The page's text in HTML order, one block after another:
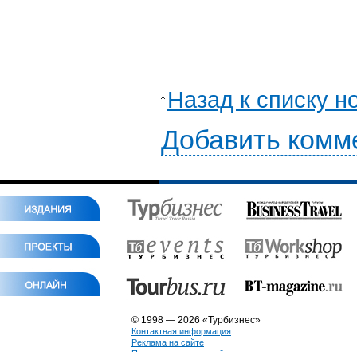
Назад к списку
Добавить
© 1998 — 2026 «Турбизнес»
Контактная информация
Реклама на сайте